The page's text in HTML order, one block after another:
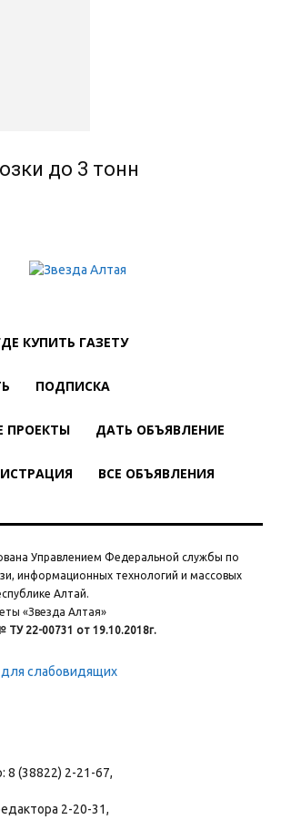
до 3 тонн
КУПИТЬ ГАЗЕТУ
ПОДПИСКА
ПРОЕКТЫ ДАТЬ ОБЪЯВЛЕНИЕ
ВСЕ ОБЪЯВЛЕНИЯ
Управлением Федеральной службы по
информационных технологий и массовых
Алтай.
«Звезда Алтая»
ТУ 22-00731 от 19.10.2018г.
слабовидящих
8 (38822) 2-21-67,
2-20-31,